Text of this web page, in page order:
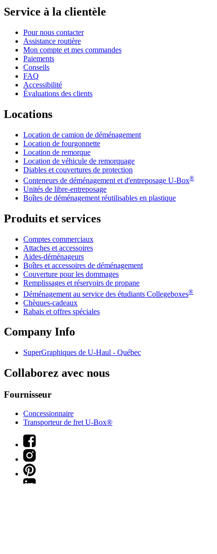
Service à la clientèle
Pour nous contacter
Assistance routière
Mon compte et mes commandes
Paiements
Conseils
FAQ
Accessibilité
Évaluations des clients
Locations
Location de camion de déménagement
Location de fourgonnette
Location de remorque
Location de véhicule de remorquage
Diables et couvertures de protection
Conteneurs de déménagement et d'entreposage U-Box®
Unités de libre-entreposage
Boîtes de déménagement réutilisables en plastique
Produits et services
Comptes commerciaux
Attaches et accessoires
Aides-déménageurs
Boîtes et accessoires de déménagement
Couverture pour les dommages
Remplissages et réservoirs de propane
Déménagement au service des étudiants Collegeboxes®
Chèques-cadeaux
Rabais et offres spéciales
Company Info
SuperGraphiques de U-Haul - Québec
Collaborez avec nous
Fournisseur
Concessionnaire
Transporteur de fret U-Box®